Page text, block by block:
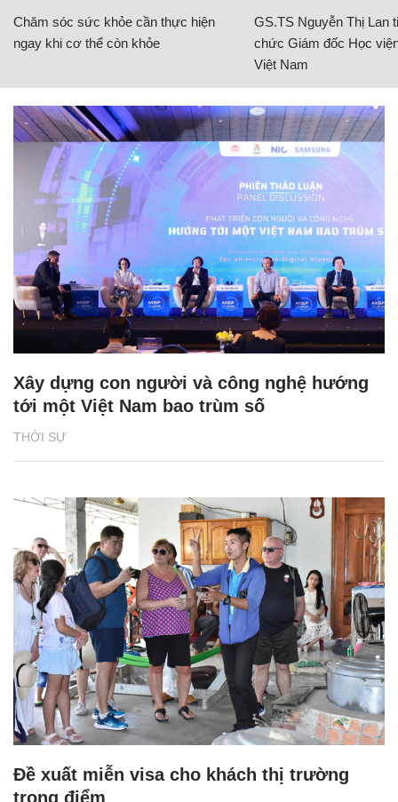
Chăm sóc sức khỏe cần thực hiện
ngay khi cơ thể còn khỏe
GS.TS Nguyễn Thị Lan
chức Giám đốc Học
Việt Nam
THỜI SỰ
Xây dựng con người và công nghệ hướng
tới một Việt Nam bao trùm số
Đề xuất miễn visa cho khách thị trường
trọng điểm